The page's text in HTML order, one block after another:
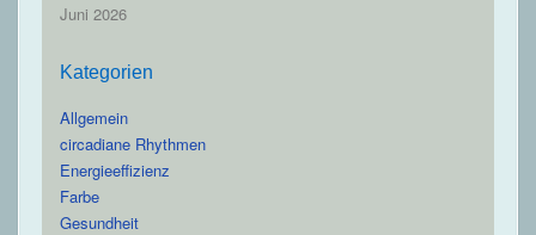
Juni 2026
Kategorien
Allgemein
circadiane Rhythmen
Energieeffizienz
Farbe
Gesundheit